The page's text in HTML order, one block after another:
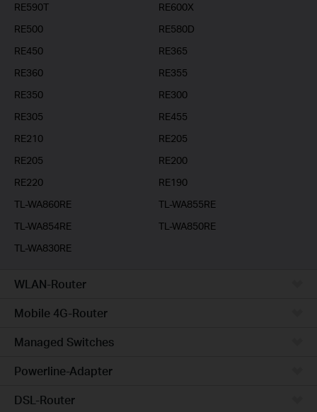
RE590T
RE600X
RE500
RE580D
RE450
RE365
RE360
RE355
RE350
RE300
RE305
RE455
RE210
RE205
RE205
RE200
RE220
RE190
TL-WA860RE
TL-WA855RE
TL-WA854RE
TL-WA850RE
TL-WA830RE
WLAN-Router
Mobile 4G-Router
Managed Switches
Powerline-Adapter
DSL-Router